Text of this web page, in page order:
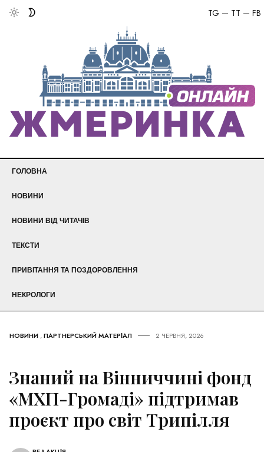
FB
TT
TG
ГОЛОВНА
НОВИНИ
НОВИНИ ВІД ЧИТАЧІВ
ТЕКСТИ
ПРИВІТАННЯ ТА ПОЗДОРОВЛЕННЯ
НЕКРОЛОГИ
НОВИНИ ,ПАРТНЕРСЬКИЙ МАТЕРІАЛ 2 ЧЕРВНЯ, 2026
Знаний на Вінниччині фонд
«МХП-Громаді» підтримав
проєкт про світ Трипілля